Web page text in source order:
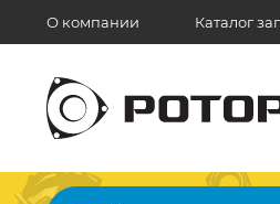
О компании Каталог